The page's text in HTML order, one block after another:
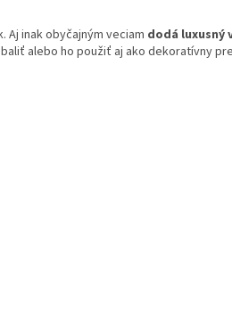
Aj inak obyčajným veciam dodá luxusný
alebo ho použiť aj ako dekoratívny